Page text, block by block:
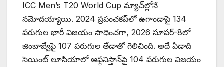
ICC Men’s T20 World Cup మ్యాచ్‌ల్లోనే
నమోదయ్యాయి. 2024 ప్రపంచకప్‌లో ఉగాండాపై 134
పరుగుల భారీ విజయం సాధించగా, 2026 సూపర్-8లో
జింబాబ్వేపై 107 పరుగుల తేడాతో గెలిచింది. అదే ఏడాది
సెయింట్ లూసియాలో ఆఫ్గనిస్తాన్‌పై 104 పరుగుల విజయం